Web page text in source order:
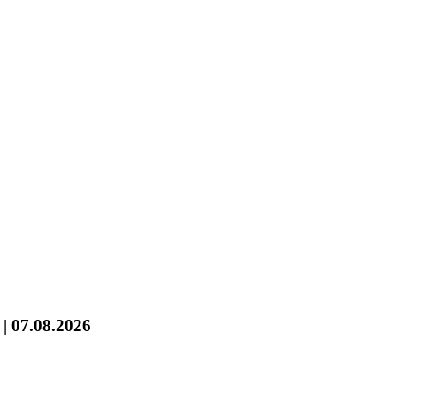
| 07.08.2026